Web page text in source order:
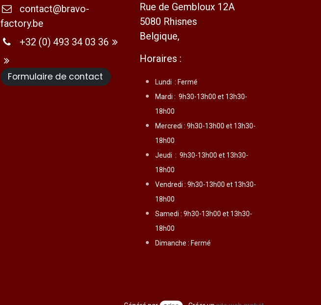
contact@bravo-
factory.be
+32 (0) 493 34 03 36
Formulaire de contact
Rue de Gembloux 12A
5080 Rhisnes
Belgique,
Horaires :
Lundi : Fermé
Mardi : 9h30-13h00 et 13h30-
18h00
Mercredi : 9h30-13h00 et 13h30-
18h00
Jeudi : 9h30-13h00 et 13h30-
18h00
Vendredi : 9h30-13h00 et 13h30-
18h00
Samedi : 9h30-13h00 et 13h30-
18h00
Dimanche : Fermé